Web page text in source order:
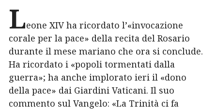
Leone XIV ha ricordato l’«invocazione
corale per la pace» della recita del Rosario
durante il mese mariano che ora si conclude.
Ha ricordato i «popoli tormentati dalla
guerra»; ha anche implorato ieri il «dono
della pace» dai Giardini Vaticani. Il suo
commento sul Vangelo: «La Trinità ci fa